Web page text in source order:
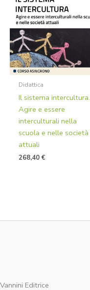
Didattica
Il sistema intercultura.
Agire e essere
interculturali nella
scuola e nelle società
attuali
268,40 €
Vannini Editrice